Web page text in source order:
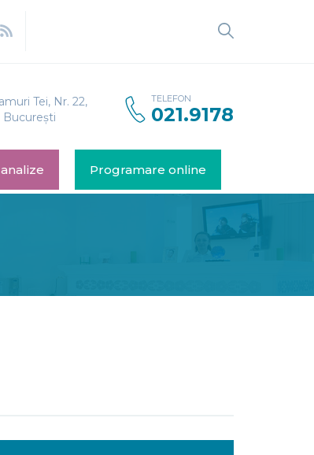
Tei, Nr. 22,
București
TELEFON
021.9178
Programare online